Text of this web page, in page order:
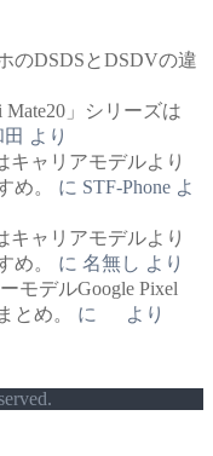
のDSDSとDSDVの違
」シリーズは
より
キャリアモデルより
め。
に STF-Phone よ
キャリアモデルより
め。
に 名無し より
モデルGoogle Pixel
とめ。
に より